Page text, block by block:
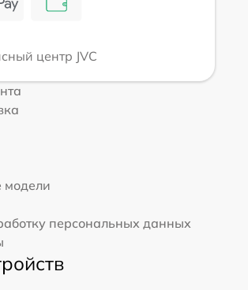
центр JVC
модели
персональных данных